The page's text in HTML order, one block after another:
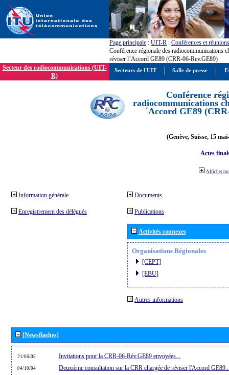
Page principale : UIT-R : Conférences et réunions
Conférence régionale des radiocommunications
réviser l´Accord GE89 (CRR-06-Rev.GE89)
Secteur des radiocommunications (UIT-
R)
Conférence
radiocommunications
´Accord GE89
(Genève, Suisse, 15
Actes
Afficher
Information générale
Enregistrement des délégués
Documents
Publications
Activités connexes
Organisations Régionales
[CEPT]
[EBU]
Autres informations
[Newsflashes]
21/06/05 Invitations pour la CRR-06-Rév.GE89 envoyées...
04/10/04 Deuxième consultation sur la CRR chargée de réviser l'Accord
Secteurs de l'UIT Salle de presse